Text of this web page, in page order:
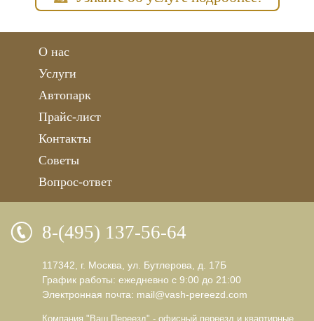
О нас
Услуги
Автопарк
Прайс-лист
Контакты
Советы
Вопрос-ответ
8-(495) 137-56-64
117342, г. Москва, ул. Бутлерова, д. 17Б
График работы: ежедневно с 9:00 до 21:00
Электронная почта: mail@vash-pereezd.com
Компания "Ваш Переезд" - офисный переезд и квартирные